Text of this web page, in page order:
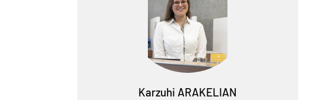
Karzuhi ARAKELIAN